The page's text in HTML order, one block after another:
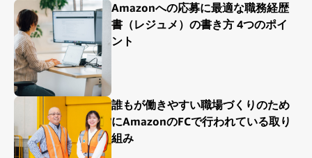
Amazonへの応募に最適な職務経歴
書（レジュメ）の書き方 4つのポイ
ント
誰もが働きやすい職場づくりのため
にAmazonのFCで行われている取り
組み